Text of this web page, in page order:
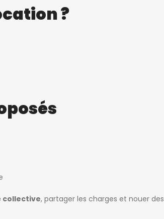
?
collective, partager les charges et nouer des